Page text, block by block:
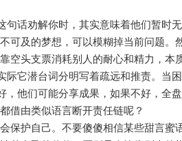
句话劝解你时，其实意味着他们暂时
可及的梦想，可以模糊掉当前问题。
头支票消耗别人的耐心和精力，本
际它潜台词分明写着疏远和推责。当
他们可能分享成果，如果不好，全
借由类似语言断开责任链呢？
保护自己。不要傻傻相信某些甜言蜜